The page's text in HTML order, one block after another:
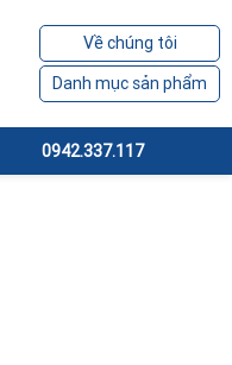
Về chúng tôi
Danh mục sản phẩm
0942.337.117